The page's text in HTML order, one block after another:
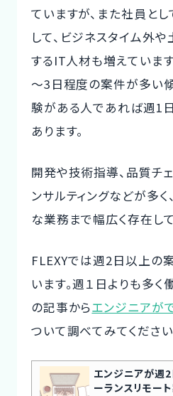
ていますが、また社員と
して、ビジネスタイム外
するIT人材も増えていま
～3日程度の案件が多い
験がある人であれば週1
あります。
開発や技術指導、品質チ
ンサルティングなどが多く
な業務まで幅広く存在して
FLEXYでは週2日以上の
います。週１日よりも多く
の記事からエンジニアが
ついて調べてみてください
エンジニアが週
ーランスリモー